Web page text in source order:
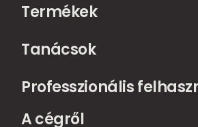
Termékek
Tanácsok
Professzionális
A cégről